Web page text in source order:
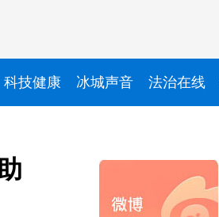
科技健康 冰城声音 法治在线